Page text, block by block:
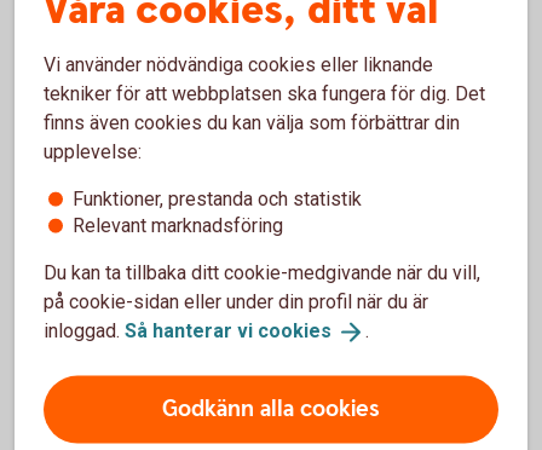
– Det skräddarsys en lösning för varje företag som är med
och det är väldigt unikt. Företagen kan till exempel få hjälp
att bli mer digitaliserade, få ett bättre hållbarhetsarbete och
samtidigt öka sin omsättning och lönsamhet, berättar Pål
Eriksson, rådgivare på Sparbanken Spira.
Ett samhällsnyttigt projekt
– Detta skapar samhällsnytta på riktigt säger, Lotti Jilsmo,
Verkställande Tjänsteman på Sparbanksstiftelsen
Tjustbygden, när småföretagen växer och mår bra, mår hela
Västervik bra, det skapas mer anställningstillfällen, köps in
mer lokala tjänster och skatteintäkterna ökar, vilket skapar
Vi använder nödvändiga cookies eller liknande
tekniker för att webbplatsen ska fungera för dig. Det
finns även cookies du kan välja som förbättrar din
upplevelse:
Funktioner, prestanda och statistik
Relevant marknadsföring
Du kan ta tillbaka ditt cookie-medgivande när du vill,
på cookie-sidan eller under din profil när du är
inloggad. Så hanterar vi cookies .
Godkänn alla cookies